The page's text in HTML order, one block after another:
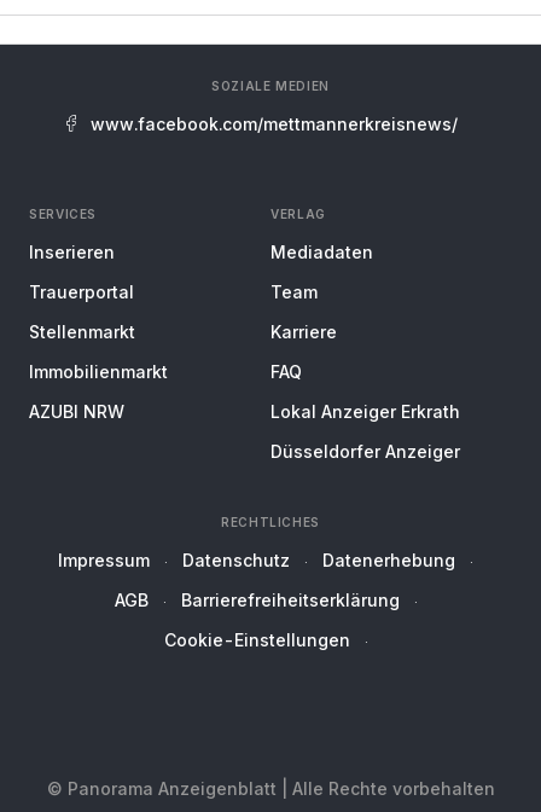
SOZIALE MEDIEN
www.facebook.com/mettmannerkreisnews/
SERVICES
Inserieren
Trauerportal
Stellenmarkt
Immobilienmarkt
AZUBI NRW
VERLAG
Mediadaten
Team
Karriere
FAQ
Lokal Anzeiger Erkrath
Düsseldorfer Anzeiger
RECHTLICHES
Impressum Datenschutz
Datenerhebung
AGB
Barrierefreiheitserklärung
Cookie-Einstellungen
© Panorama Anzeigenblatt | Alle Rechte vorbehalten